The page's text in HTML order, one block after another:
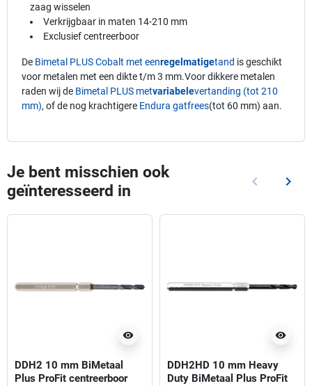
zaag wisselen
Verkrijgbaar in maten 14-210 mm
Exclusief centreerboor
De Bimetal PLUS Cobalt met eenregelmatigetand is geschikt
voor metalen met een dikte t/m 3 mm.Voor dikkere metalen
raden wij de Bimetal PLUS metvariabelevertanding (tot 210
mm), of de nog krachtigere Endura gatfrees(tot 60 mm) aan.
Je bent misschien ook
geïnteresseerd in
Vorige
keyboard_arrow_left keyboard_arrow_right
visibility
DDH2 10 mm BiMetaal
Plus ProFit centreerboor
visibility
DDH2HD 10 mm Heavy
Duty BiMetaal Plus ProFit